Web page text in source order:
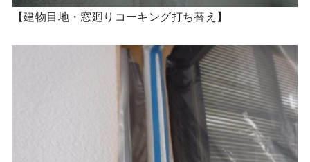
【建物目地・窓廻りコーキング打ち替え】